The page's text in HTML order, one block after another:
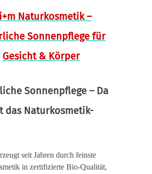
Sonnenpflege – Da
das Naturkosmetik-
seit Jahren durch feinste
in zertifizierte Bio-Qualität,